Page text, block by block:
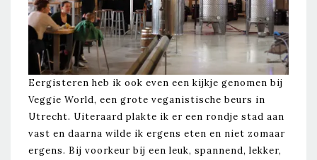
Eergisteren heb ik ook even een kijkje genomen bij
Veggie World, een grote veganistische beurs in
Utrecht. Uiteraard plakte ik er een rondje stad aan
vast en daarna wilde ik ergens eten en niet zomaar
ergens. Bij voorkeur bij een leuk, spannend, lekker,